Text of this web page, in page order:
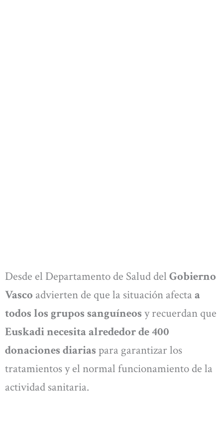
Desde el Departamento de Salud del Gobierno
Vasco advierten de que la situación afecta a
todos los grupos sanguíneos y recuerdan que
Euskadi necesita alrededor de 400
donaciones diarias para garantizar los
tratamientos y el normal funcionamiento de la
actividad sanitaria.